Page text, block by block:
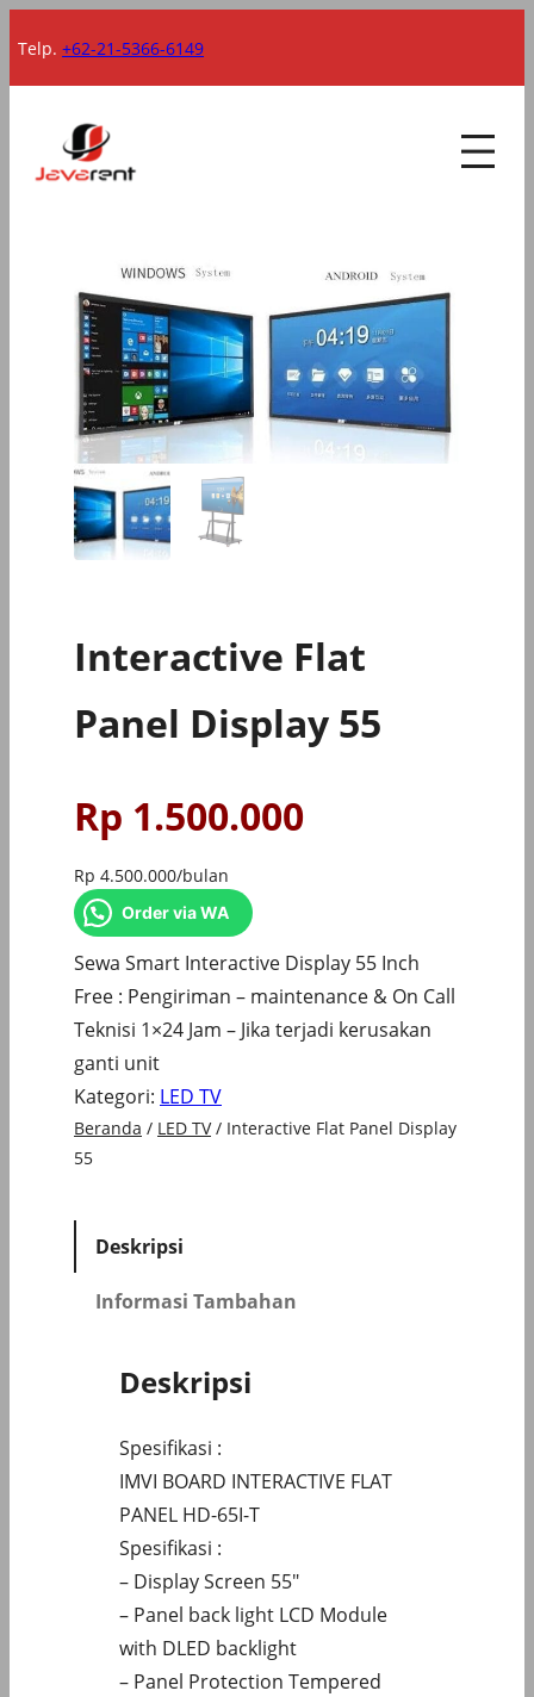
ke
konten
Telp.+62-21-5366-6149
Interactive Flat
Panel Display 55
Rp 1.500.000
Rp 4.500.000/bulan
Order via WA
Sewa Smart Interactive Display 55 Inch
Free : Pengiriman – maintenance & On Call
Teknisi 1×24 Jam – Jika terjadi kerusakan
ganti unit
Kategori: LED TV
Beranda / LED TV/ Interactive Flat Panel Display
55
Deskripsi
Informasi Tambahan
Deskripsi
Spesifikasi :
IMVI BOARD INTERACTIVE FLAT
PANEL HD-65I-T
Spesifikasi :
– Display Screen 55″
– Panel back light LCD Module
with DLED backlight
– Panel Protection Tempered